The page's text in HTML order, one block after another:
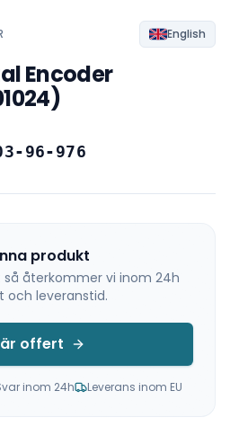
English
Encoder
96-976
produkt
så återkommer vi inom 24h
och leveranstid.
offert
inom 24h Leverans inom EU